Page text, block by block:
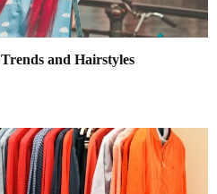
and Hairstyles